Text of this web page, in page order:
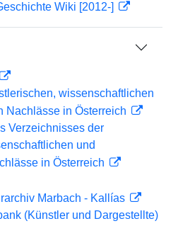
Wiki [2012-]
wissenschaftlichen
Nachlässe in Österreich
Verzeichnisses der
und
in Österreich
Marbach - Kallías
(Künstler und Dargestellte)